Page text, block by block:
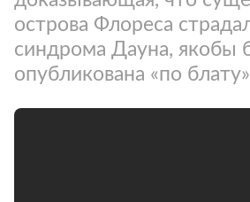
острова Флореса
синдрома Дауна, якобы
опубликована «по блату»